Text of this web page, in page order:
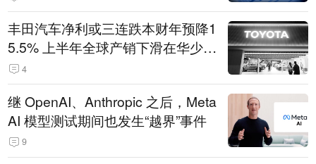
丰田汽车净利或三连跌本财年预降1
5.5% 上半年全球产销下滑在华少卖
14.3万辆
4
继 OpenAI、Anthropic 之后，Meta
AI 模型测试期间也发生“越界”事件
9